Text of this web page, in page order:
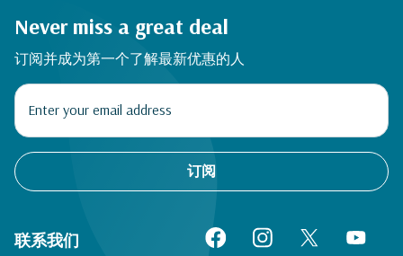
Never miss a great deal
订阅并成为第一个了解最新优惠的人
订阅
联系我们